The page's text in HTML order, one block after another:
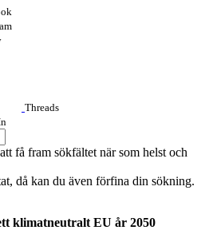
Threads
få fram sökfältet när som helst och
då kan du även förfina din sökning.
klimatneutralt EU år 2050